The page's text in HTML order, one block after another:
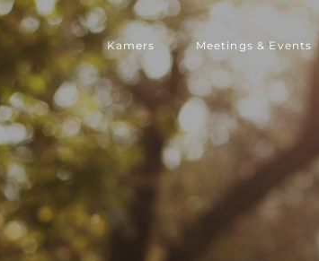
Kamers Meetings & Events